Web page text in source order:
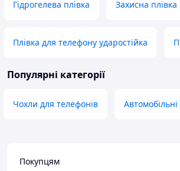
Гідрогелева плівка Захисна
Плівка для телефону ударостійка
Популярні категорії
Чохли для телефонів Автомобільні
Покупцям